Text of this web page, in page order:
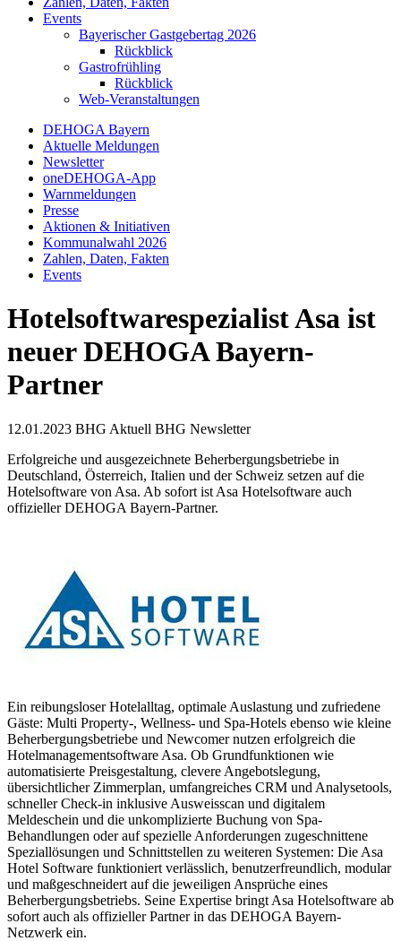
Events
Bayerischer Gastgebertag 2026
Rückblick
Gastrofrühling
Rückblick
Web-Veranstaltungen
DEHOGA Bayern
Aktuelle Meldungen
Newsletter
oneDEHOGA-App
Warnmeldungen
Presse
Aktionen & Initiativen
Kommunalwahl 2026
Zahlen, Daten, Fakten
Events
Hotelsoftwarespezialist Asa ist
neuer DEHOGA Bayern-
Partner
12.01.2023 BHG Aktuell BHG Newsletter
Erfolgreiche und ausgezeichnete Beherbergungsbetriebe in
Deutschland, Österreich, Italien und der Schweiz setzen auf die
Hotelsoftware von Asa. Ab sofort ist Asa Hotelsoftware auch
offizieller DEHOGA Bayern-Partner.
Ein reibungsloser Hotelalltag, optimale Auslastung und zufriedene
Gäste: Multi Property-, Wellness- und Spa-Hotels ebenso wie kleine
Beherbergungsbetriebe und Newcomer nutzen erfolgreich die
Hotelmanagementsoftware Asa. Ob Grundfunktionen wie
automatisierte Preisgestaltung, clevere Angebotslegung,
übersichtlicher Zimmerplan, umfangreiches CRM und Analysetools,
schneller Check-in inklusive Ausweisscan und digitalem
Meldeschein und die unkomplizierte Buchung von Spa-
Behandlungen oder auf spezielle Anforderungen zugeschnittene
Speziallösungen und Schnittstellen zu weiteren Systemen: Die Asa
Hotel Software funktioniert verlässlich, benutzerfreundlich, modular
und maßgeschneidert auf die jeweiligen Ansprüche eines
Beherbergungsbetriebs. Seine Expertise bringt Asa Hotelsoftware ab
sofort auch als offizieller Partner in das DEHOGA Bayern-
Netzwerk ein.